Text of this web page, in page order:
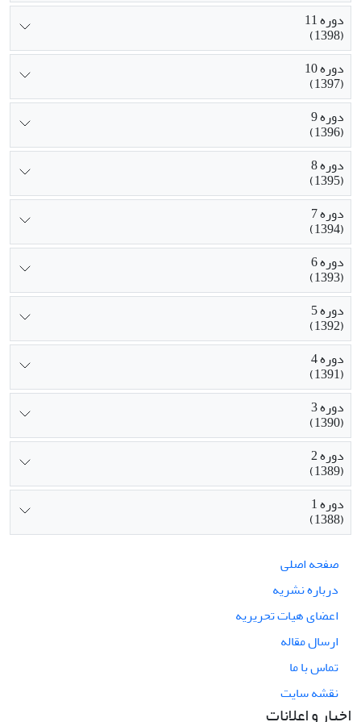
دوره 11
(1398)
دوره 10
(1397)
دوره 9
(1396)
دوره 8
(1395)
دوره 7
(1394)
دوره 6
(1393)
دوره 5
(1392)
دوره 4
(1391)
دوره 3
(1390)
دوره 2
(1389)
دوره 1
(1388)
صفحه اصلی
درباره نشریه
اعضای هیات تحریریه
ارسال مقاله
تماس با ما
نقشه سایت
اخبار و اعلانات